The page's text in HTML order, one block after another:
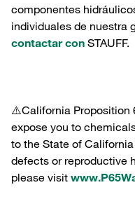
componentes
individuales de nuestra
contactar con STAUFF.
⚠️California Proposition
expose you to
to the State of
defects or reproductive
please visit